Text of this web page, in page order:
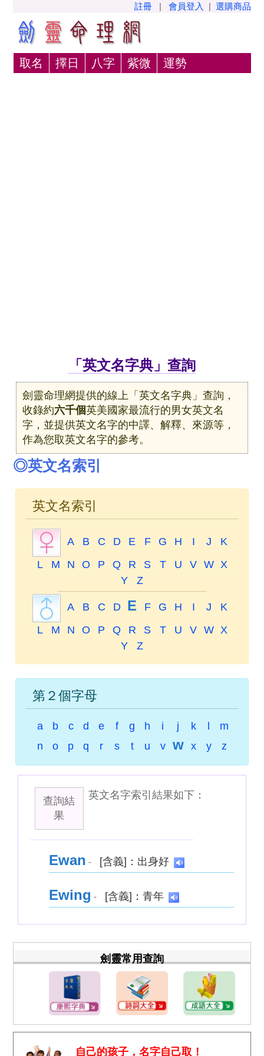
註冊 | 會員登入 | 選購商品
取名 擇日 八字 紫微 運勢
「英文名字典」查詢
劍靈命理網提供的線上「英文名字典」查詢，
收錄約六千個英美國家最流行的男女英文名
字，並提供英文名字的中譯、解釋、來源等，
作為您取英文名字的參考。
◎英文名索引
英文名索引
A B C D E F G H I J
K
L
M N O P Q R S T U V W X
Y
Z
A B C D E F G H I J
K
L
M N O P Q R S T U V W X
Y
Z
第２個字母
a b c d e f g h i j k
m
n
o p q r s t u v w x y z
查詢結
果
英文名字索引結果如下：
Ewan - [含義]：出身好
Ewing - [含義]：青年
劍靈常用查詢
自己的孩子，名字自己取！